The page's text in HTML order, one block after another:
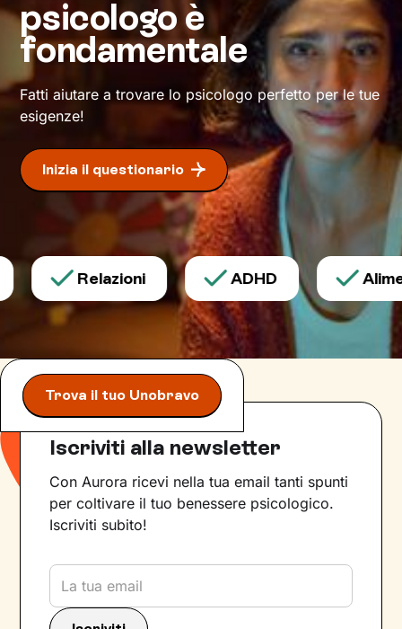
tuo fianco per spronarti e sostenerti, e
cammineremo insieme verso la meta: il tuo
benessere.
psicologo è
fondamentale
Fatti aiutare a trovare lo psicologo perfetto per le tue
esigenze!
Inizia il questionario
Relazioni ADHD
Trova il tuo Unobravo
Iscriviti alla newsletter
Con Aurora ricevi nella tua email tanti spunti
per coltivare il tuo benessere psicologico.
Iscriviti subito!